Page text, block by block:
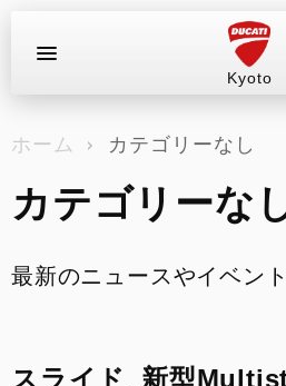
Kyoto
ラインナップ
店舗情報
新車
ホーム カテゴリーなし
カテゴリーな
最新のニュースやイベン
スライド_新型